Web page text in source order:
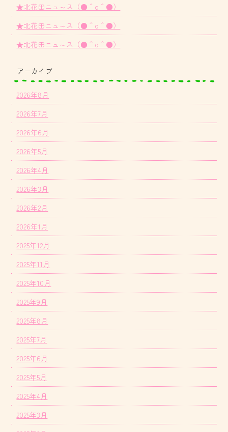
★北花田ニュ～ス（●＾o＾●）
★北花田ニュ～ス（●＾o＾●）
★北花田ニュ～ス（●＾o＾●）
アーカイブ
2026年8月
2026年7月
2026年6月
2026年5月
2026年4月
2026年3月
2026年2月
2026年1月
2025年12月
2025年11月
2025年10月
2025年9月
2025年8月
2025年7月
2025年6月
2025年5月
2025年4月
2025年3月